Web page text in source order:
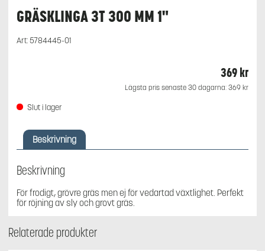
GRÄSKLINGA 3T 300 MM 1"
Art:5784445-01
369kr
Lägsta pris senaste 30 dagarna: 369 kr
Slut i lager
Beskrivning
Beskrivning
För frodigt, grövre gräs men ej för vedartad växtlighet. Perfekt
för röjning av sly och grovt gräs.
Relaterade produkter